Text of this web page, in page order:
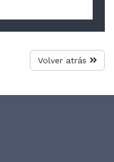
Volver atrás